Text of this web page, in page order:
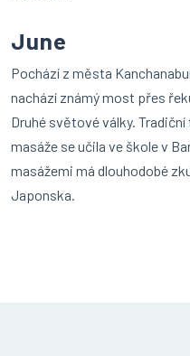
June
Pochází z města
nachází známý most přes
Druhé světové války.
masáže se učila ve škole v
masážemi má dlouhodobé
Japonska.